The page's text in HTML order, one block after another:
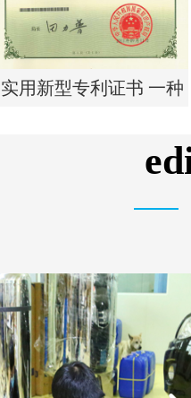
实用新型专利证书 一种
单边过滤流畅基板